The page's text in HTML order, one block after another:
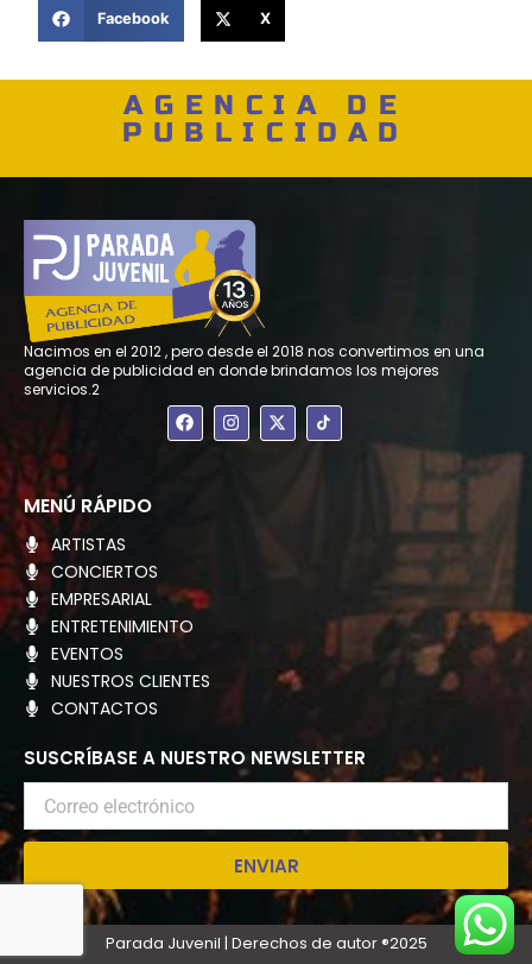
Facebook X
AGENCIA DE
PUBLICIDAD
Nacimos en el 2012 , pero desde el 2018 nos convertimos en una
agencia de publicidad en donde brindamos los mejores
servicios.2
F
a
c
I
n
s
X
-
t
MENÚ RÁPIDO
ARTISTAS
CONCIERTOS
EMPRESARIAL
ENTRETENIMIENTO
EVENTOS
NUESTROS CLIENTES
CONTACTOS
SUSCRÍBASE A NUESTRO NEWSLETTER
electrónico
ENVIAR
Parada Juvenil | Derechos de autor ®2025